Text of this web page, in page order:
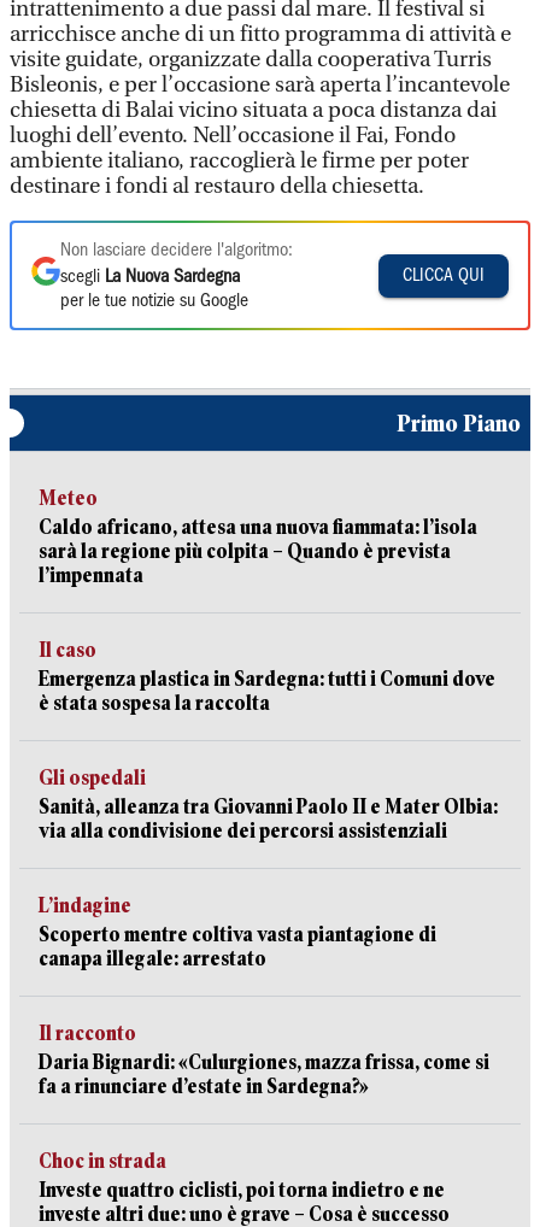
intrattenimento a due passi dal mare. Il festival si
arricchisce anche di un fitto programma di attività e
visite guidate, organizzate dalla cooperativa Turris
Bisleonis, e per l’occasione sarà aperta l’incantevole
chiesetta di Balai vicino situata a poca distanza dai
luoghi dell’evento. Nell’occasione il Fai, Fondo
ambiente italiano, raccoglierà le firme per poter
destinare i fondi al restauro della chiesetta.
Non lasciare decidere l'algoritmo:
scegli La Nuova Sardegna
per le tue notizie su Google
CLICCA QUI
Primo Piano
Meteo
Caldo africano, attesa una nuova fiammata: l’isola
sarà la regione più colpita – Quando è prevista
l’impennata
Il caso
Emergenza plastica in Sardegna: tutti i Comuni dove
è stata sospesa la raccolta
Gli ospedali
Sanità, alleanza tra Giovanni Paolo II e Mater Olbia:
via alla condivisione dei percorsi assistenziali
L’indagine
Scoperto mentre coltiva vasta piantagione di
canapa illegale: arrestato
Il racconto
Daria Bignardi: «Culurgiones, mazza frissa, come si
fa a rinunciare d’estate in Sardegna?»
Choc in strada
Investe quattro ciclisti, poi torna indietro e ne
investe altri due: uno è grave – Cosa è successo